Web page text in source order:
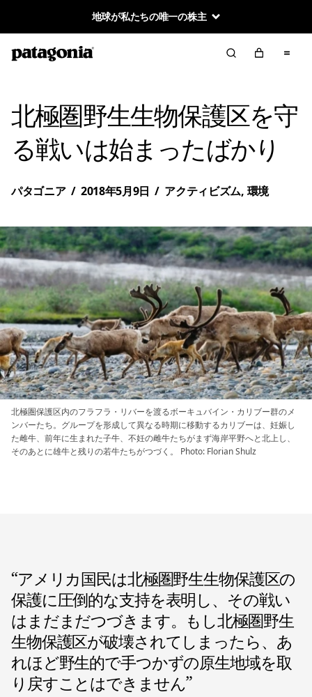
地球が私たちの唯一の株主
北極圏野生生物保護区を守
る戦いは始まったばかり
パタゴニア / 2018年5月9日 / アクティビズム, 環境
北極圏保護区内のフラフラ・リバーを渡るボーキュバイン・カリブー群のメ
ンバーたち。グループを形成して異なる時期に移動するカリブーは、妊娠し
た雌牛、前年に生まれた子牛、不妊の雌牛たちがまず海岸平野へと北上し、
そのあとに雄牛と残りの若牛たちがつづく。 Photo: Florian Shulz
“アメリカ国民は北極圏野生生物保護区の
保護に圧倒的な支持を表明し、その戦い
はまだまだつづきます。もし北極圏野生
生物保護区が破壊されてしまったら、あ
れほど野生的で手つかずの原生地域を取
り戻すことはできません”